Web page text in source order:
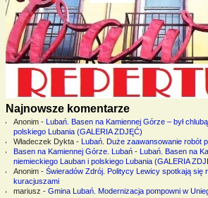
Najnowsze komentarze
Anonim- Lubań. Basen na Kamiennej Górze – był
polskiego Lubania (GALERIA ZDJĘĆ)
Władeczek Dykta- Lubań. Duże zaawansowanie robót
Basen na Kamiennej Górze. Lubań- Lubań. Basen na
niemieckiego Lauban i polskiego Lubania (GALERIA
Anonim- Świeradów Zdrój. Politycy Lewicy spotkają się
kuracjuszami
mariusz - Gmina Lubań. Modernizacja pompowni w